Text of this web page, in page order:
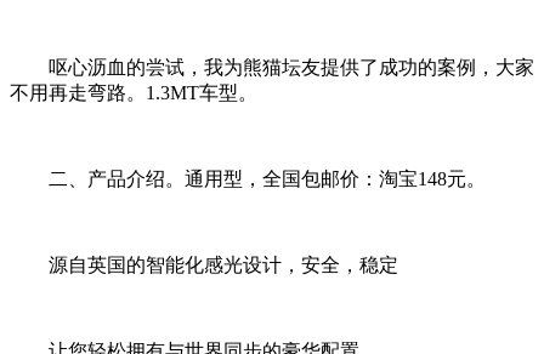
呕心沥血的尝试，我为熊猫坛友提供了成功的案例，大家
不用再走弯路。1.3MT车型。
二、产品介绍。通用型，全国包邮价：淘宝148元。
源自英国的智能化感光设计，安全，稳定